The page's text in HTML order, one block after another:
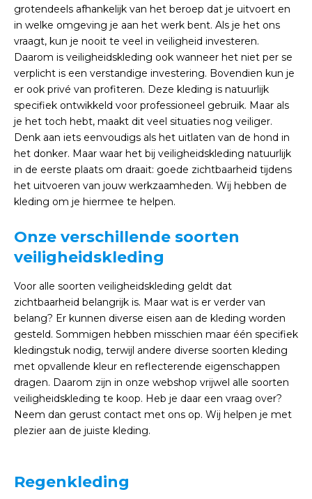
grotendeels afhankelijk van het beroep dat je uitvoert en
in welke omgeving je aan het werk bent. Als je het ons
vraagt, kun je nooit te veel in veiligheid investeren.
Daarom is veiligheidskleding ook wanneer het niet per se
verplicht is een verstandige investering. Bovendien kun je
er ook privé van profiteren. Deze kleding is natuurlijk
specifiek ontwikkeld voor professioneel gebruik. Maar als
je het toch hebt, maakt dit veel situaties nog veiliger.
Denk aan iets eenvoudigs als het uitlaten van de hond in
het donker. Maar waar het bij veiligheidskleding natuurlijk
in de eerste plaats om draait: goede zichtbaarheid tijdens
het uitvoeren van jouw werkzaamheden. Wij hebben de
kleding om je hiermee te helpen.
Onze verschillende soorten
veiligheidskleding
Voor alle soorten veiligheidskleding geldt dat
zichtbaarheid belangrijk is. Maar wat is er verder van
belang? Er kunnen diverse eisen aan de kleding worden
gesteld. Sommigen hebben misschien maar één specifiek
kledingstuk nodig, terwijl andere diverse soorten kleding
met opvallende kleur en reflecterende eigenschappen
dragen. Daarom zijn in onze webshop vrijwel alle soorten
veiligheidskleding te koop. Heb je daar een vraag over?
Neem dan gerust contact met ons op. Wij helpen je met
plezier aan de juiste kleding.
Regenkleding